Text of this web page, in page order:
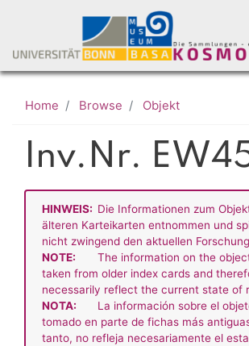
main
content
Home Browse Objekt
Inv.Nr.
HINWEIS: Die Informationen zum
älteren Karteikarten entnommen und
nicht zwingend den aktuellen
NOTE:
The information on the
taken from older index cards and
necessarily reflect the current state of
NOTA:
La información sobre el
tomado en parte de fichas más
tanto, no refleja necesariamente el